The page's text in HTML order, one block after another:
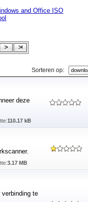
and Office ISO
Sorteren op:
deze
110.17 kB
3.17 MB
verbinding te